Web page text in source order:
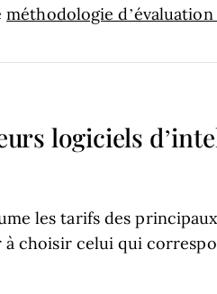
méthodologie
logiciels
les tarifs des
choisir celui qui